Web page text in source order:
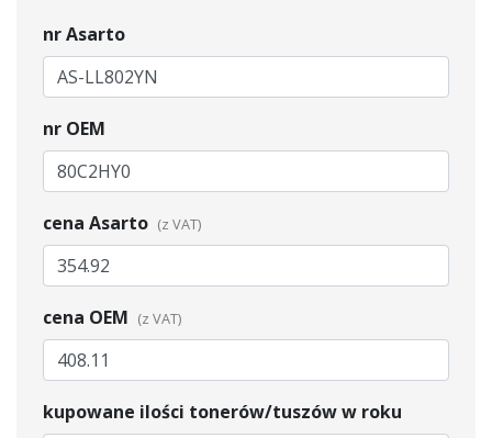
nr Asarto
nr OEM
cena Asarto
cena OEM
kupowane ilości tonerów/tuszów w roku